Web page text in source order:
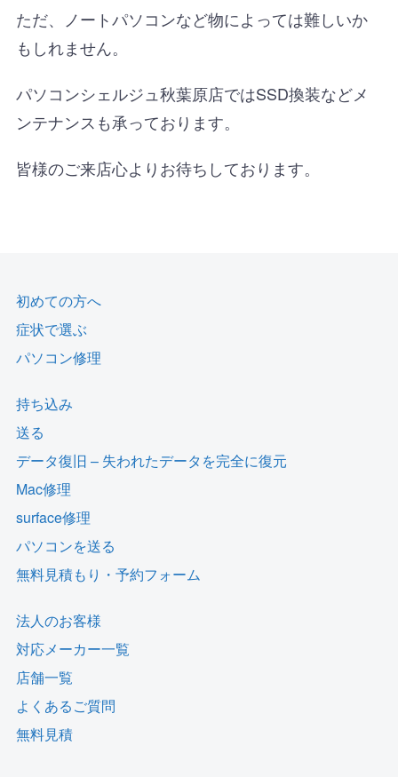
ただ、ノートパソコンなど物によっては難しいか
もしれません。
パソコンシェルジュ秋葉原店ではSSD換装などメ
ンテナンスも承っております。
皆様のご来店心よりお待ちしております。
初めての方へ
症状で選ぶ
パソコン修理
持ち込み
送る
データ復旧 – 失われたデータを完全に復元
Mac修理
surface修理
パソコンを送る
無料見積もり・予約フォーム
法人のお客様
対応メーカー一覧
店舗一覧
よくあるご質問
無料見積